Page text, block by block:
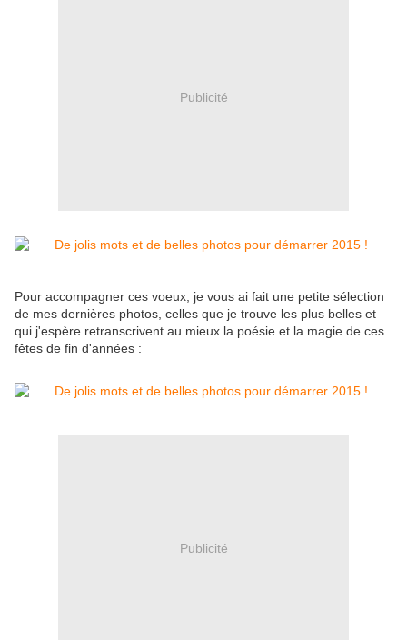
Publicité
Pour accompagner ces voeux, je vous ai fait une petite sélection
de mes dernières photos, celles que je trouve les plus belles et
qui j'espère retranscrivent au mieux la poésie et la magie de ces
fêtes de fin d'années :
Publicité